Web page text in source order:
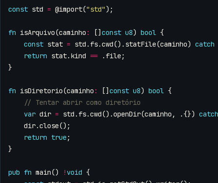
const std = @import("std");
fn isArquivo(caminho : [] const u8) bool {
const stat = std . fs.cwd(). statFile(caminho) catch
return stat. kind == . file ;
}
fn isDiretorio(caminho : [] const u8) bool {
var dir = std . fs.cwd().openDir(caminho , .{}) catch
dir.close();
return true ;
}
pub fn main() ! void {